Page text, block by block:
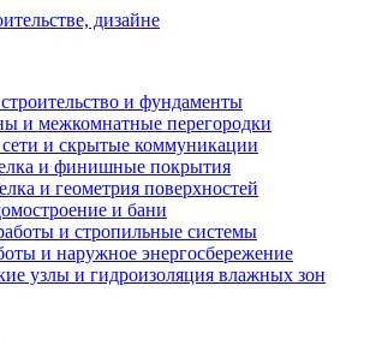
дизайне
и фундаменты
и межкомнатные перегородки
и скрытые коммуникации
и финишные покрытия
и геометрия поверхностей
и бани
и стропильные системы
и наружное энергосбережение
узлы и гидроизоляция влажных зон